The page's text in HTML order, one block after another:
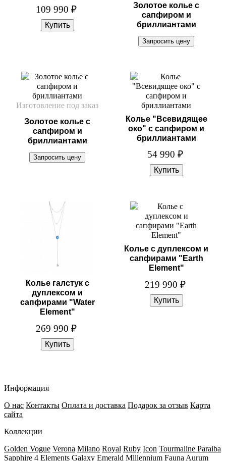
109 990 ₽
Золотое колье с
сапфиром и
бриллиантами
Изготовление под заказ
Золотое колье с
сапфиром и
бриллиантами
Колье "Всевидящее
око" с сапфиром и
бриллиантами
54 990 ₽
Колье галстук с
дуплексом и
сапфирами "Water
Element"
269 990 ₽
Колье с дуплексом и
сапфирами "Earth
Element"
219 990 ₽
Информация
О нас Контакты Оплата и доставка Подарок за отзыв Карта
сайта
Коллекции
Golden Vogue Verona Milano Royal Ruby Icon Tourmaline Paraiba
Sapphire 4 Elements Galaxy Emerald Millennium Fauna Aurum